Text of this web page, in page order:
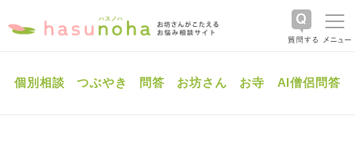
個別相談 つぶやき 問答 お坊さん お寺 AI僧侶問答